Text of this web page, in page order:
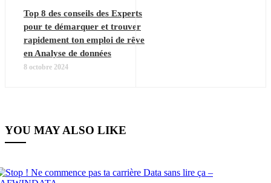
Top 8 des conseils des Experts
pour te démarquer et trouver
rapidement ton emploi de rêve
en Analyse de données
8 octobre 2024
YOU MAY ALSO LIKE